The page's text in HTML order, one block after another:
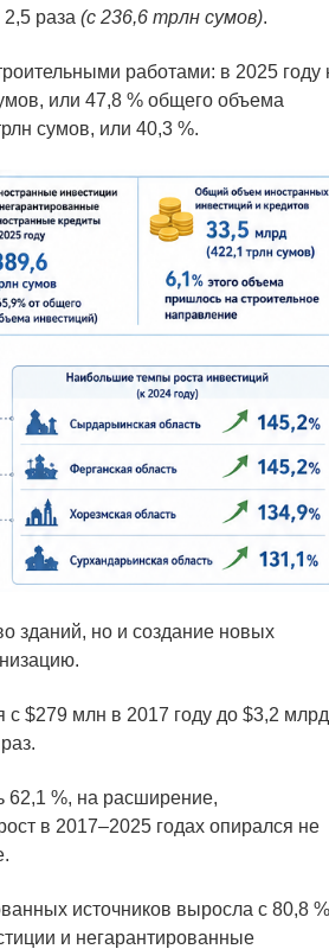
раза (с 236,6 трлн сумов).
работами: в 2025 году
или 47,8 % общего объема
сумов, или 40,3 %.
зданий, но и создание новых
с $279 млн в 2017 году до $3,2
62,1 %, на расширение,
в 2017–2025 годах опирался не
источников выросла с 80,8
и негарантированные